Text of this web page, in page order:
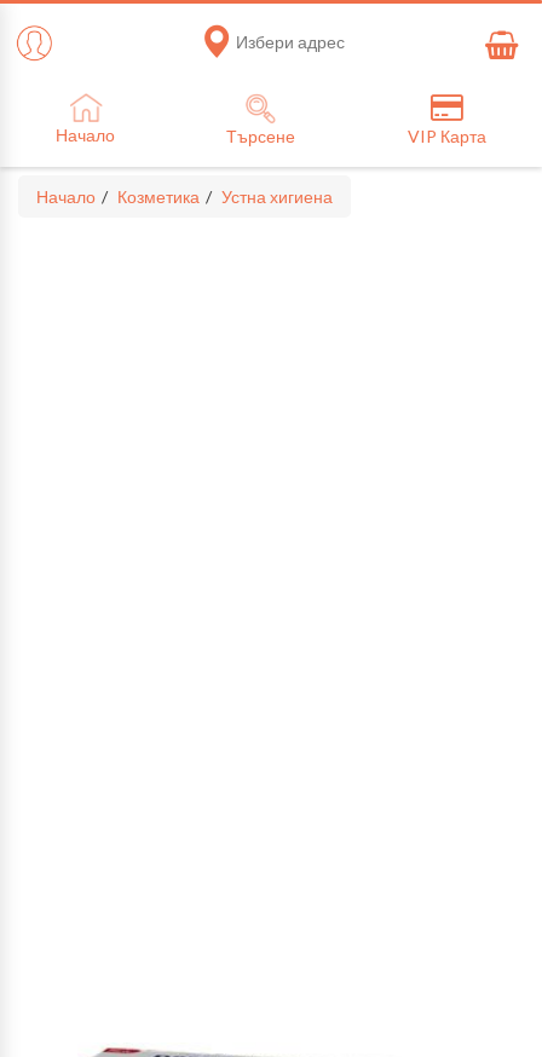
Избери адрес
Начало Търсене VIP Карта
Начало Козметика Устна хигиена